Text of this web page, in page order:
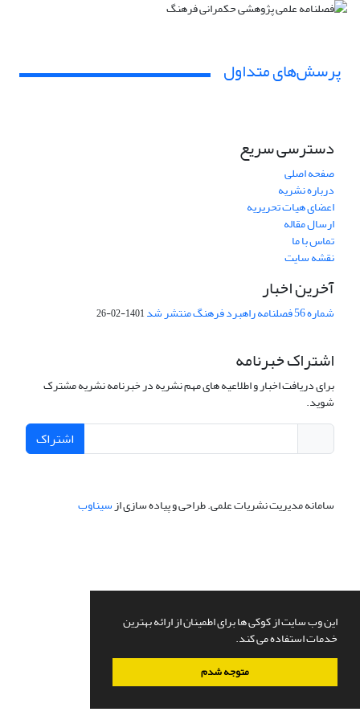
این وب سایت از کوکی ها برای اطمینان از ارائه بهترین
خدمات استفاده می کند.
متوجه شدم
پرسش‌های متداول
دسترسی سریع
صفحه اصلی
درباره نشریه
اعضای هیات تحریریه
ارسال مقاله
تماس با ما
نقشه سایت
آخرین اخبار
شماره 56 فصلنامه راهبرد فرهنگ منتشر شد 1401-02-26
اشتراک خبرنامه
برای دریافت اخبار و اطلاعیه های مهم نشریه در خبرنامه نشریه مشترک
شوید.
اشتراک
سامانه مدیریت نشریات علمی.طراحی و پیاده سازی ازسیناوب